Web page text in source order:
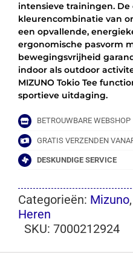
intensieve trainingen.
kleurencombinatie van
een opvallende,
ergonomische pasvorm
bewegingsvrijheid
indoor als outdoor
MIZUNO Tokio Tee
sportieve uitdaging.
BETROUWBARE WEBSHOP
GRATIS VERZENDEN
DESKUNDIGE SERVICE
Categorieën: Mizuno,
Heren
SKU: 7000212924